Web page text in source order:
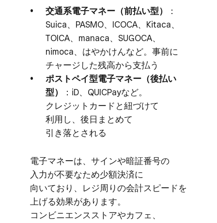
交通系電子マネー​（前払い​型）
​：
Suica、​PASMO、​ICOCA、​Kitaca、​
TOICA、​manaca、​SUGOCA、​
nimoca、​は​や​かけんなど。​事前に​
チャージした​残高から​支払う
ポストペイ型電子マネー​（後​払い​
型）
​：iD、​QUICPayなど。​
クレジットカードと​紐づけて​
利用し、​後日まとめて​
引き落とされる
電子マネーは、​サインや​暗証番号の​
入力が​不要な​ため少額決済に​
向いており、​レジ周りの​会計スピードを​
上げる​効果が​あります。​
コンビニエンスストアや​カフェ、​